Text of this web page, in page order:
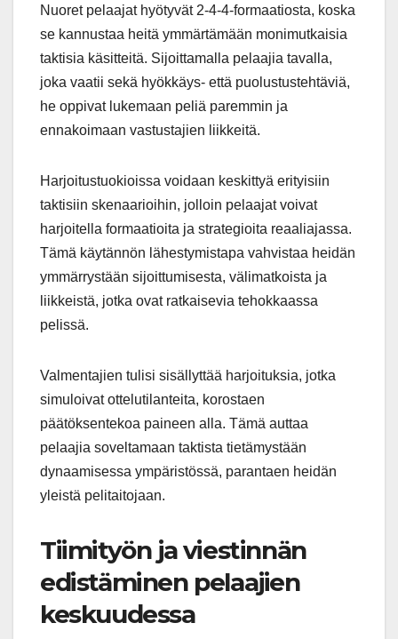
Nuoret pelaajat hyötyvät 2-4-4-formaatiosta, koska
se kannustaa heitä ymmärtämään monimutkaisia
taktisia käsitteitä. Sijoittamalla pelaajia tavalla,
joka vaatii sekä hyökkäys- että puolustustehtäviä,
he oppivat lukemaan peliä paremmin ja
ennakoimaan vastustajien liikkeitä.
Harjoitustuokioissa voidaan keskittyä erityisiin
taktisiin skenaarioihin, jolloin pelaajat voivat
harjoitella formaatioita ja strategioita reaaliajassa.
Tämä käytännön lähestymistapa vahvistaa heidän
ymmärrystään sijoittumisesta, välimatkoista ja
liikkeistä, jotka ovat ratkaisevia tehokkaassa
pelissä.
Valmentajien tulisi sisällyttää harjoituksia, jotka
simuloivat ottelutilanteita, korostaen
päätöksentekoa paineen alla. Tämä auttaa
pelaajia soveltamaan taktista tietämystään
dynaamisessa ympäristössä, parantaen heidän
yleistä pelitaitojaan.
Tiimityön ja viestinnän
edistäminen pelaajien
keskuudessa